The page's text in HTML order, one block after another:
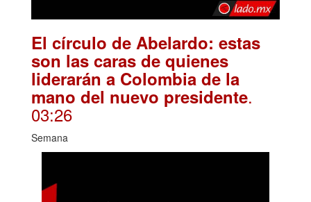
El círculo de Abelardo: estas
son las caras de quienes
liderarán a Colombia de la
mano del nuevo presidente.
03:26
Semana